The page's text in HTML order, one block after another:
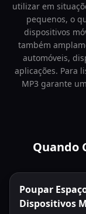
utilizar em
pequenos, o
dispositivos
também
automóveis,
aplicações. Para
MP3 garante
Quando
Poupar
Dispositivos